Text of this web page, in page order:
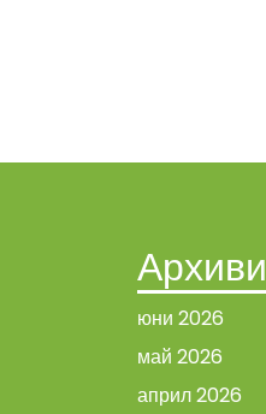
Архиви
юни 2026
май 2026
април 2026